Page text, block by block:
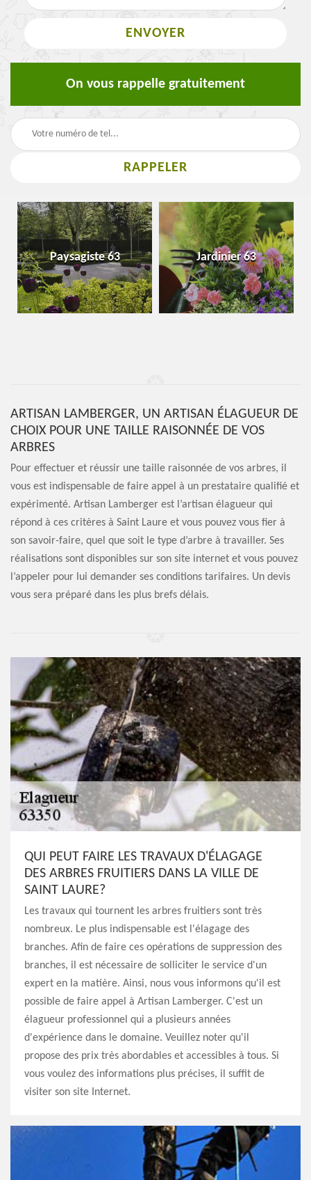
On vous rappelle gratuitement
Paysagiste 63 Jardinier 63
ARTISAN LAMBERGER, UN ARTISAN ÉLAGUEUR DE
CHOIX POUR UNE TAILLE RAISONNÉE DE VOS
ARBRES
Pour effectuer et réussir une taille raisonnée de vos arbres, il
vous est indispensable de faire appel à un prestataire qualifié et
expérimenté. Artisan Lamberger est l’artisan élagueur qui
répond à ces critères à Saint Laure et vous pouvez vous fier à
son savoir-faire, quel que soit le type d’arbre à travailler. Ses
réalisations sont disponibles sur son site internet et vous pouvez
l’appeler pour lui demander ses conditions tarifaires. Un devis
vous sera préparé dans les plus brefs délais.
QUI PEUT FAIRE LES TRAVAUX D'ÉLAGAGE
DES ARBRES FRUITIERS DANS LA VILLE DE
SAINT LAURE?
Les travaux qui tournent les arbres fruitiers sont très
nombreux. Le plus indispensable est l'élagage des
branches. Afin de faire ces opérations de suppression des
branches, il est nécessaire de solliciter le service d'un
expert en la matière. Ainsi, nous vous informons qu'il est
possible de faire appel à Artisan Lamberger. C'est un
élagueur professionnel qui a plusieurs années
d'expérience dans le domaine. Veuillez noter qu'il
propose des prix très abordables et accessibles à tous. Si
vous voulez des informations plus précises, il suffit de
visiter son site Internet.